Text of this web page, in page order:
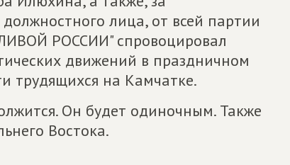
лица, от всей партии
РОССИИ" спровоцировал
движений в праздничном
трудящихся на Камчатке.
Он будет одиночным. Также
Востока.